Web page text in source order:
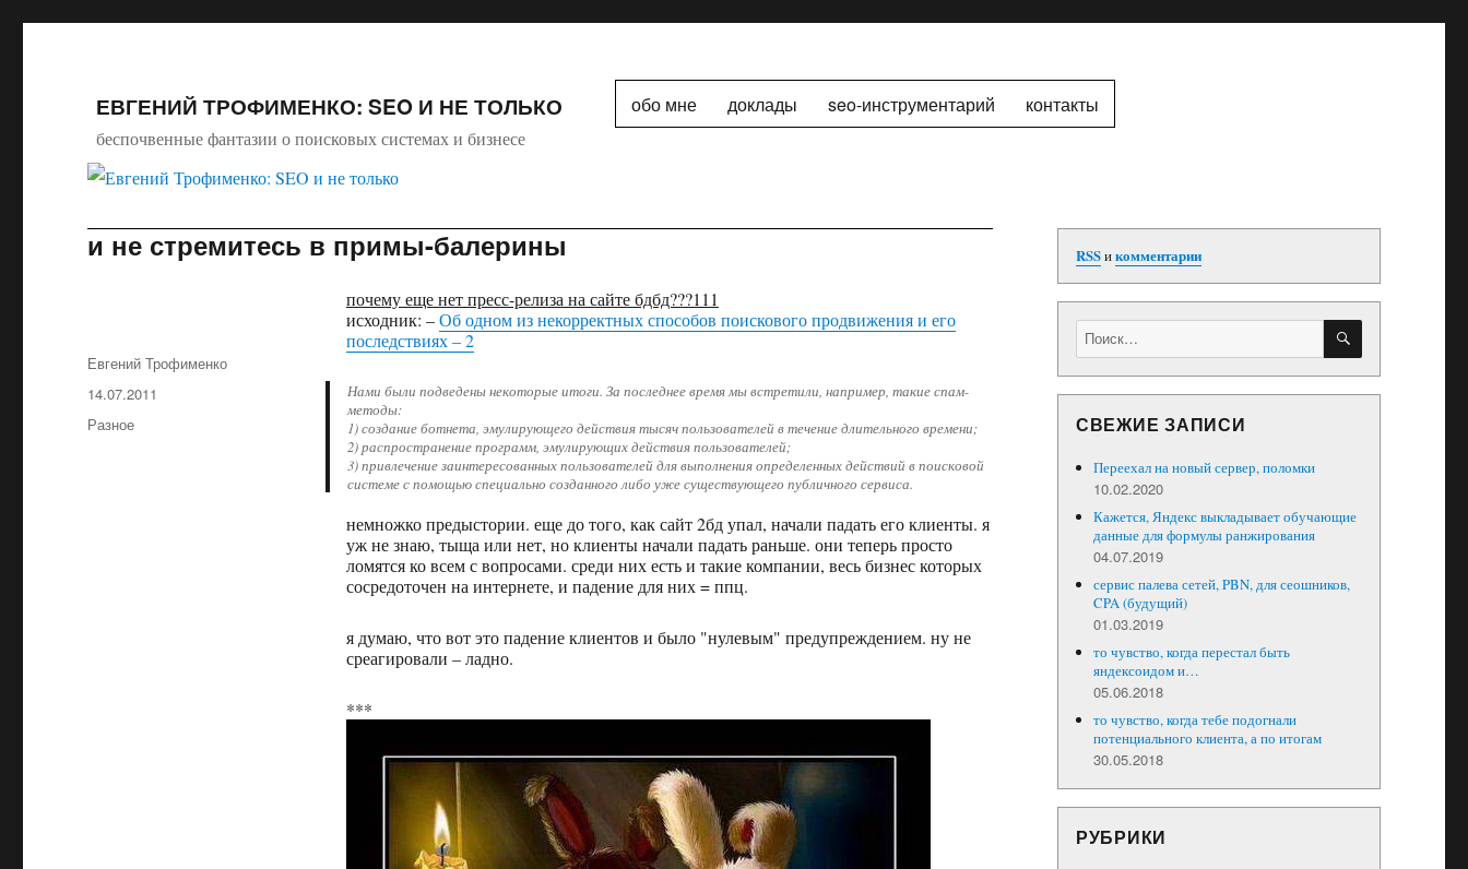
ЕВГЕНИЙ ТРОФИМЕНКО: SEO И НЕ ТОЛЬКО
беспочвенные фантазии о поисковых системах и бизнесе
обо мне доклады seo-инструментарий контакты
и не стремитесь в примы-балерины
почему еще нет пресс-релиза на сайте бдбд???111
исходник: –Об одном из некорректных способов поискового продвижения и его
последствиях – 2
Нами были подведены некоторые итоги. За последнее время мы встретили, например, такие спам-
методы:
1) создание ботнета, эмулирующего действия тысяч пользователей в течение длительного времени;
2) распространение программ, эмулирующих действия пользователей;
3) привлечение заинтересованных пользователей для выполнения определенных действий в поисковой
системе с помощью специально созданного либо уже существующего публичного сервиса.
немножко предыстории. еще до того, как сайт 2бд упал, начали падать его клиенты. я
уж не знаю, тыща или нет, но клиенты начали падать раньше. они теперь просто
ломятся ко всем с вопросами. среди них есть и такие компании, весь бизнес которых
сосредоточен на интернете, и падение для них = ппц.
я думаю, что вот это падение клиентов и было "нулевым" предупреждением. ну не
среагировали – ладно.
***
Автор
Евгений Трофименко
Опубликовано
14.07.2011
Рубрики
Разное
RSSикомментарии
Искать: ПОИСК
СВЕЖИЕ ЗАПИСИ
Переехал на новый сервер, поломки
10.02.2020
Кажется, Яндекс выкладывает обучающие
данные для формулы ранжирования
04.07.2019
сервис палева сетей, PBN, для сеошников,
CPA (будущий)
01.03.2019
то чувство, когда перестал быть
яндексоидом и…
05.06.2018
то чувство, когда тебе подогнали
потенциального клиента, а по итогам
30.05.2018
РУБРИКИ